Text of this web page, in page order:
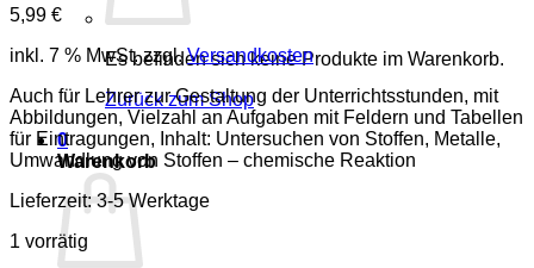
Es befinden sich keine Produkte im Warenkorb.
Zurück zum Shop
0
Warenkorb
5,99 €
inkl. 7 % MwSt. zzgl.Versandkosten
Auch für Lehrer zur Gestaltung der Unterrichtsstunden, mit
Abbildungen, Vielzahl an Aufgaben mit Feldern und Tabellen
für Eintragungen, Inhalt: Untersuchen von Stoffen, Metalle,
Umwandlung von Stoffen – chemische Reaktion
Lieferzeit:3-5 Werktage
1 vorrätig